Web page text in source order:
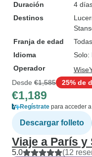
Duración
4
Destinos
Franja de edad
Idioma
Solo:
Operador
Desde €1,585 25% de
€1,189
Regístrate para acceder
Descargar folleto
Viaje a París y
5.0 (12